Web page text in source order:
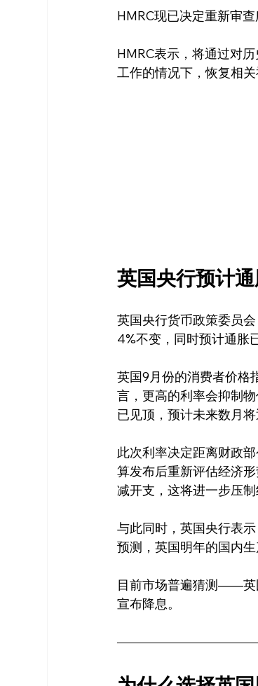
HMRC现已决定重新审
HMRC表示，将通过对
工作的情况下，恢复相关
英国央行预计
英国央行货币政策委员
4%不变，同时预计通胀
英国9月份的消费者价格
言，更高的利率会抑制
已见顶，预计未来数月
此次利率决定距离财政
算发布后重新评估经济
减开支，这将进一步压制
与此同时，英国央行表
预测，英国明年的国内生
目前市场普遍猜测——英
宣布降息。